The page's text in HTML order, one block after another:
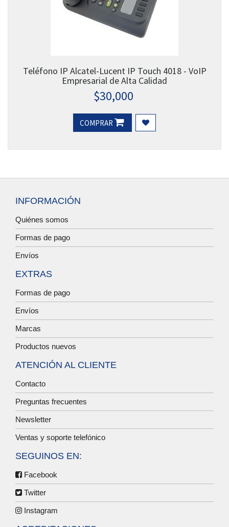
Teléfono IP Alcatel-Lucent IP Touch 4018 - VoIP
Empresarial de Alta Calidad
$30,000
COMPRAR
INFORMACIÓN
Quiénes somos
Formas de pago
Envíos
EXTRAS
Formas de pago
Envíos
Marcas
Productos nuevos
ATENCIÓN AL CLIENTE
Contacto
Preguntas frecuentes
Newsletter
Ventas y soporte telefónico
SEGUINOS EN:
Facebook
Twitter
Instagram